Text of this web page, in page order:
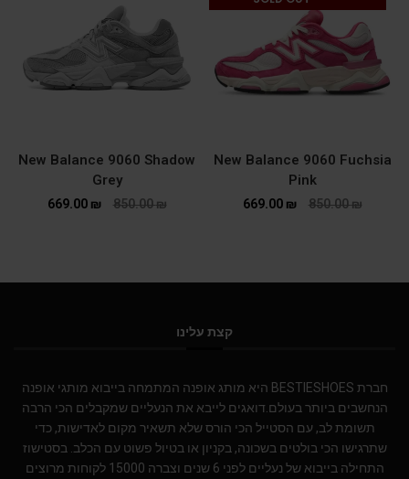
New Balance 9060 Fuchsia
Pink
850.00₪
669.00 ₪
New Balance 9060 Shadow
Grey
850.00₪
669.00 ₪
קצת עלינו
חברת BESTIESHOES היא מותג אופנה המתמחה בייבוא מותגי אופנה
הנחשבים ביותר בעולם.דואגים לייבא את הנעליים שמקבלים הכי הרבה
תשומת לב, עם הסטייל הכי הורס שלא תשאיר מקום לאדישות, כדי
שתרגישו הכי בולטים בשכונה, בקניון או בטיול פשוט עם הכלב. בסטישוז
התחילה בייבוא של נעליים לפני 6 שנים וצברה 15000 לקוחות מרוצים